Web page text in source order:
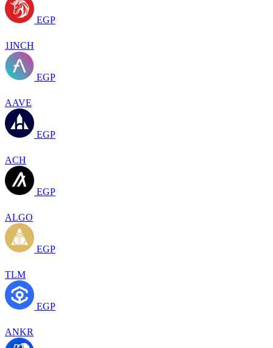
EGP
1INCH
EGP
AAVE
EGP
ACH
EGP
ALGO
EGP
TLM
EGP
ANKR